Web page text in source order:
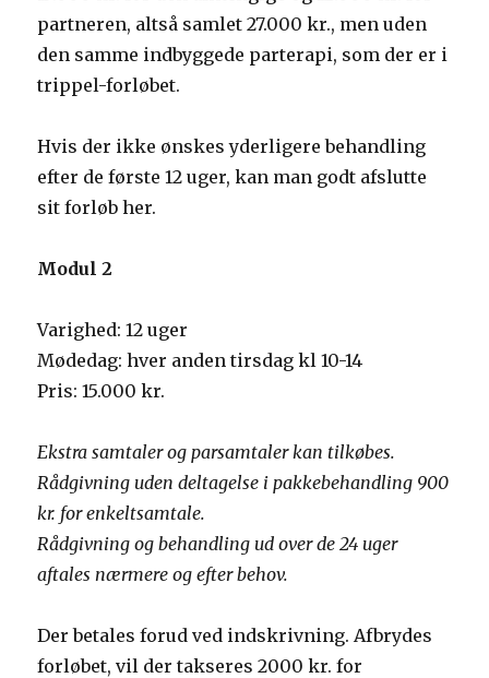
partneren, altså samlet 27.000 kr., men uden
den samme indbyggede parterapi, som der er i
trippel-forløbet.
Hvis der ikke ønskes yderligere behandling
efter de første 12 uger, kan man godt afslutte
sit forløb her.
Modul 2
Varighed: 12 uger
Mødedag: hver anden tirsdag kl 10-14
Pris: 15.000 kr.
Ekstra samtaler og parsamtaler kan tilkøbes.
Rådgivning uden deltagelse i pakkebehandling 900
kr. for enkeltsamtale.
Rådgivning og behandling ud over de 24 uger
aftales nærmere og efter behov.
Der betales forud ved indskrivning. Afbrydes
forløbet, vil der takseres 2000 kr. for